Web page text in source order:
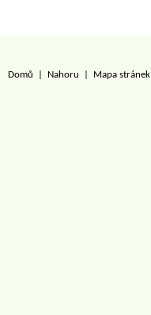
Domů Nahoru Mapa stránek